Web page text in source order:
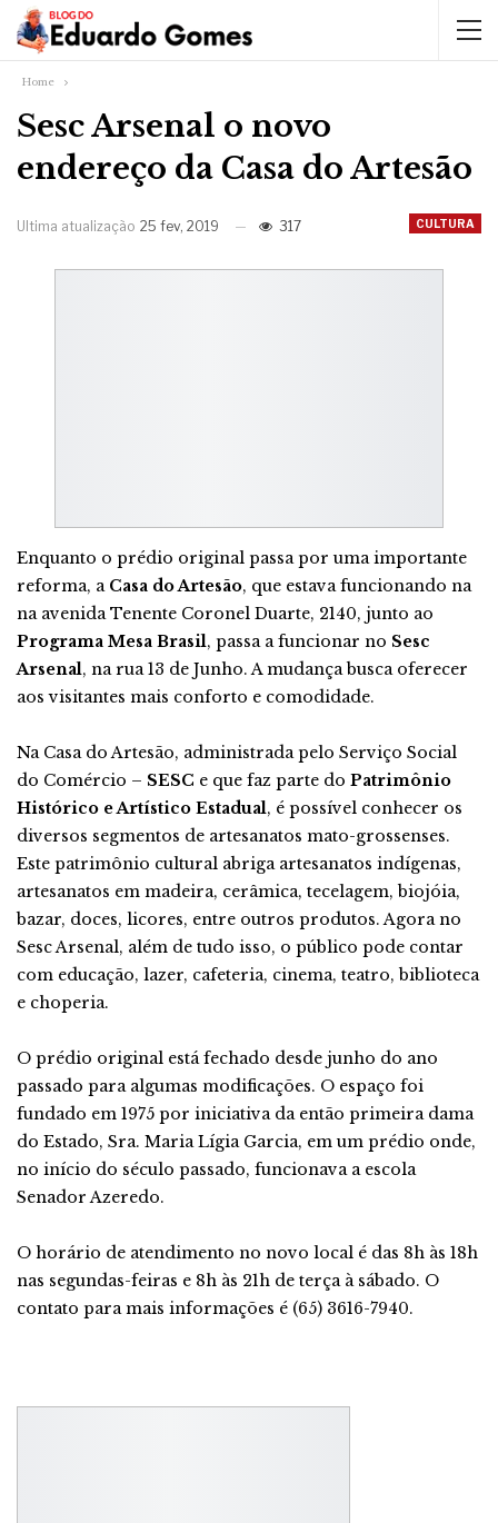
Home
Sesc Arsenal o novo
endereço da Casa do Artesão
CULTURA
Ultima atualização 25 fev, 2019 317
Enquanto o prédio original passa por uma importante
reforma, a Casa do Artesão, que estava funcionando na
na avenida Tenente Coronel Duarte, 2140, junto ao
Programa Mesa Brasil, passa a funcionar no Sesc
Arsenal, na rua 13 de Junho. A mudança busca oferecer
aos visitantes mais conforto e comodidade.
Na Casa do Artesão, administrada pelo Serviço Social
do Comércio – SESC e que faz parte do Patrimônio
Histórico e Artístico Estadual, é possível conhecer os
diversos segmentos de artesanatos mato-grossenses.
Este patrimônio cultural abriga artesanatos indígenas,
artesanatos em madeira, cerâmica, tecelagem, biojóia,
bazar, doces, licores, entre outros produtos. Agora no
Sesc Arsenal, além de tudo isso, o público pode contar
com educação, lazer, cafeteria, cinema, teatro, biblioteca
e choperia.
O prédio original está fechado desde junho do ano
passado para algumas modificações. O espaço foi
fundado em 1975 por iniciativa da então primeira dama
do Estado, Sra. Maria Lígia Garcia, em um prédio onde,
no início do século passado, funcionava a escola
Senador Azeredo.
O horário de atendimento no novo local é das 8h às 18h
nas segundas-feiras e 8h às 21h de terça à sábado. O
contato para mais informações é (65) 3616-7940.